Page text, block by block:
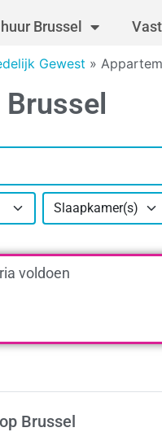
Brussel
Gewest »
Slaapkamer(s)
voldoen
Brussel